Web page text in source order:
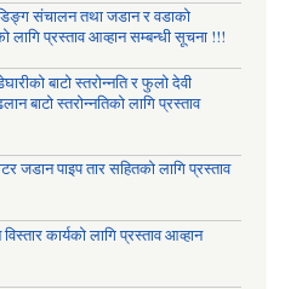
संचालन तथा जडान र वडाको
प्रस्ताव आव्हान सम्बन्धी सूचना !!!
बाटो स्तरोन्नति र फुलो देवी
बाटो स्तरोन्नतिको लागि प्रस्ताव
जडान पाइप तार सहितको लागि प्रस्ताव
कार्यको लागि प्रस्ताव आव्हान